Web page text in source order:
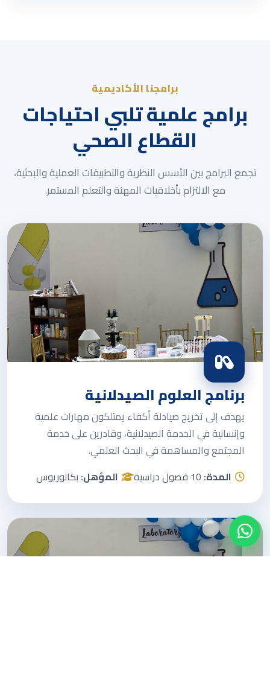
برامجنا الأكاديمية
برامج علمية تلبي احتياجات
القطاع الصحي
تجمع البرامج بين الأسس النظرية والتطبيقات العملية والبحثية،
مع الالتزام بأخلاقيات المهنة والتعلم المستمر.
برنامج العلوم الصيدلانية
يهدف إلى تخريج صيادلة أكفاء يمتلكون مهارات علمية
وإنسانية في الخدمة الصيدلانية، وقادرين على خدمة
المجتمع والمساهمة في البحث العلمي.
المدة:10 فصول دراسية المؤهل:بكالوريوس